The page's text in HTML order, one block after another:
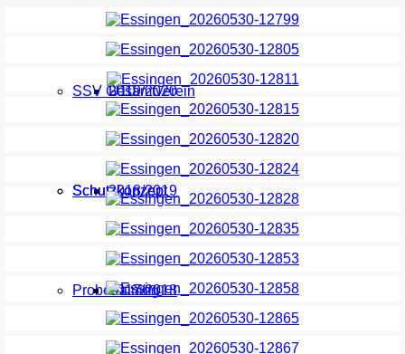
U10
Schutzkonzept
Probetraining
2019/2020
2018/2019
2017/2018
SSV Gesamtverein
Schutzkonzept